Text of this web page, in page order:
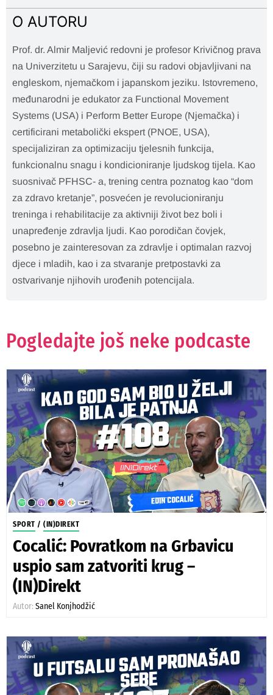
O AUTORU
Prof. dr. Almir Maljević redovni je profesor Krivičnog prava
na Univerzitetu u Sarajevu, čiji su radovi objavljivani na
engleskom, njemačkom i japanskom jeziku. Istovremeno,
međunarodni je edukator za Functional Movement
Systems (USA) i Perform Better Europe (Njemačka) i
certificirani metabolički ekspert (PNOE, USA),
specijaliziran za optimizaciju tjelesnih funkcija,
funkcionalnu snagu i kondicioniranje ljudskog tijela. Kao
suosnivač PFHSC- a, trening centra poznatog kao “dom
za zdravo kretanje”, posvećen je revolucioniranju
treninga i rehabilitacije za aktivniji život bez boli i
unapređenje zdravlja ljudi. Kao porodičan čovjek,
posebno je zainteresovan za zdravlje i optimalan razvoj
djece i mladih, kao i za stvaranje pretpostavki za
ostvarivanje njihovih urođenih potencijala.
Pogledajte još neke podcaste
SPORT / (IN)DIREKT
Cocalić: Povratkom na Grbavicu
uspio sam zatvoriti krug –
(IN)Direkt
Autor: Sanel Konjhodžić